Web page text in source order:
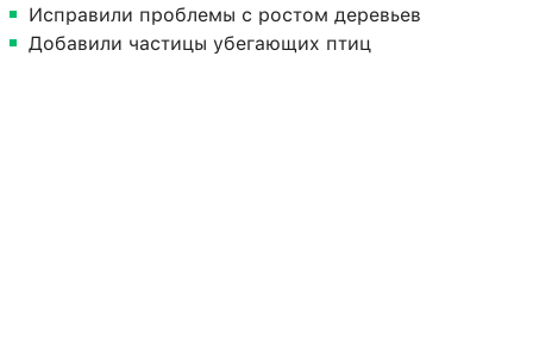
Исправили проблемы с ростом деревьев
Добавили частицы убегающих птиц